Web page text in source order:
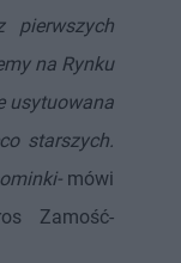
pierwszych
na Rynku
usytuowana
starszych.
mówi
Zamość-